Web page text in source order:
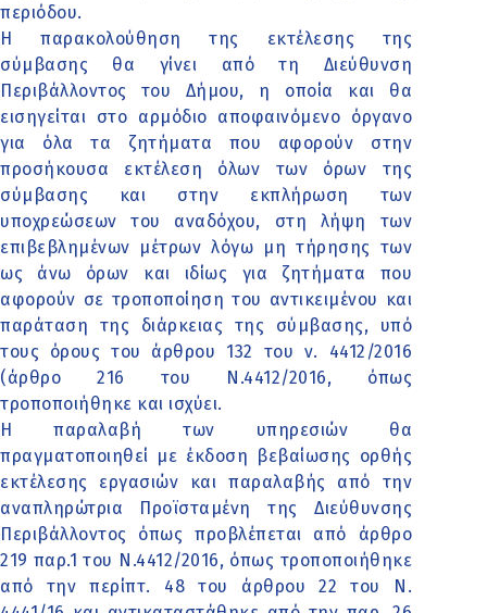
περιόδου.
Η παρακολούθηση της εκτέλεσης της
σύμβασης θα γίνει από τη Διεύθυνση
Περιβάλλοντος του Δήμου, η οποία και θα
εισηγείται στο αρμόδιο αποφαινόμενο όργανο
για όλα τα ζητήματα που αφορούν στην
προσήκουσα εκτέλεση όλων των όρων της
σύμβασης και στην εκπλήρωση των
υποχρεώσεων του αναδόχου, στη λήψη των
επιβεβλημένων μέτρων λόγω μη τήρησης των
ως άνω όρων και ιδίως για ζητήματα που
αφορούν σε τροποποίηση του αντικειμένου και
παράταση της διάρκειας της σύμβασης, υπό
τους όρους του άρθρου 132 του ν. 4412/2016
(άρθρο 216 του Ν.4412/2016, όπως
τροποποιήθηκε και ισχύει.
Η παραλαβή των υπηρεσιών θα
πραγματοποιηθεί με έκδοση βεβαίωσης ορθής
εκτέλεσης εργασιών και παραλαβής από την
αναπληρώτρια Προϊσταμένη της Διεύθυνσης
Περιβάλλοντος όπως προβλέπεται από άρθρο
219 παρ.1 του Ν.4412/2016, όπως τροποποιήθηκε
από την περίπτ. 48 του άρθρου 22 του Ν.